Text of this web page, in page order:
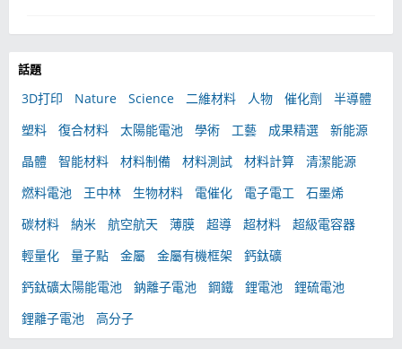
話題
3D打印 Nature Science 二維材料 人物 催化劑
半導體
塑料
復合材料 太陽能電池 學術 工藝 成果精選
新能源
晶體
智能材料 材料制備 材料測試 材料計算
清潔能源
燃料電池
王中林 生物材料 電催化 電子電工
石墨烯
碳材料
納米 航空航天 薄膜 超導 超材料
超級電容器
輕量化
量子點 金屬 金屬有機框架
鈣鈦礦
鈣鈦礦太陽能電池
鈉離子電池 鋼鐵 鋰電池
鋰硫電池
鋰離子電池
高分子